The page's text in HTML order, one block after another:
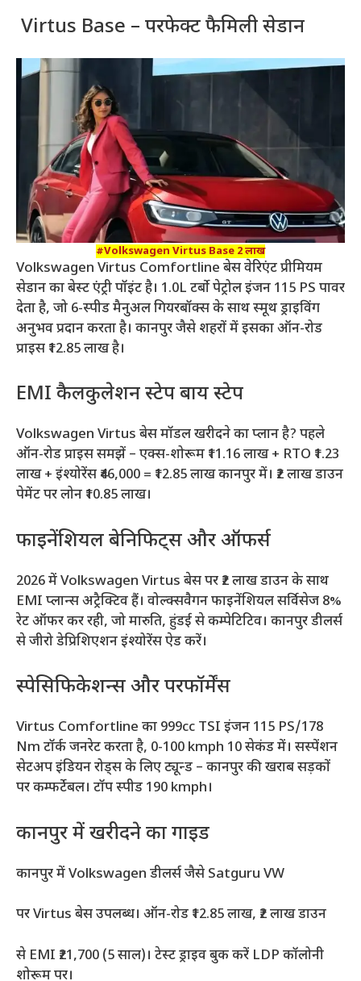
Virtus Base – परफेक्ट फैमिली सेडान
#Volkswagen Virtus Base 2 लाख
Volkswagen Virtus Comfortline बेस वेरिएंट प्रीमियम
सेडान का बेस्ट एंट्री पॉइंट है। 1.0L टर्बो पेट्रोल इंजन 115 PS पावर
देता है, जो 6-स्पीड मैनुअल गियरबॉक्स के साथ स्मूथ ड्राइविंग
अनुभव प्रदान करता है। कानपुर जैसे शहरों में इसका ऑन-रोड
प्राइस ₹12.85 लाख है।
EMI कैलकुलेशन स्टेप बाय स्टेप
Volkswagen Virtus बेस मॉडल खरीदने का प्लान है? पहले
ऑन-रोड प्राइस समझें – एक्स-शोरूम ₹11.16 लाख + RTO ₹1.23
लाख + इंश्योरेंस ₹46,000 = ₹12.85 लाख कानपुर में। ₹2 लाख डाउन
पेमेंट पर लोन ₹10.85 लाख।
फाइनेंशियल बेनिफिट्स और ऑफर्स
2026 में Volkswagen Virtus बेस पर ₹2 लाख डाउन के साथ
EMI प्लान्स अट्रैक्टिव हैं। वोल्क्सवैगन फाइनेंशियल सर्विसेज 8%
रेट ऑफर कर रही, जो मारुति, हुंडई से कम्पेटिटिव। कानपुर डीलर्स
से जीरो डेप्रिशिएशन इंश्योरेंस ऐड करें।
स्पेसिफिकेशन्स और परफॉर्मेंस
Virtus Comfortline का 999cc TSI इंजन 115 PS/178
Nm टॉर्क जनरेट करता है, 0-100 kmph 10 सेकंड में। सस्पेंशन
सेटअप इंडियन रोड्स के लिए ट्यून्ड – कानपुर की खराब सड़कों
पर कम्फर्टेबल। टॉप स्पीड 190 kmph।
कानपुर में खरीदने का गाइड
कानपुर में Volkswagen डीलर्स जैसे Satguru VW
पर Virtus बेस उपलब्ध। ऑन-रोड ₹12.85 लाख, ₹2 लाख डाउन
से EMI ₹21,700 (5 साल)। टेस्ट ड्राइव बुक करें LDP कॉलोनी
शोरूम पर।